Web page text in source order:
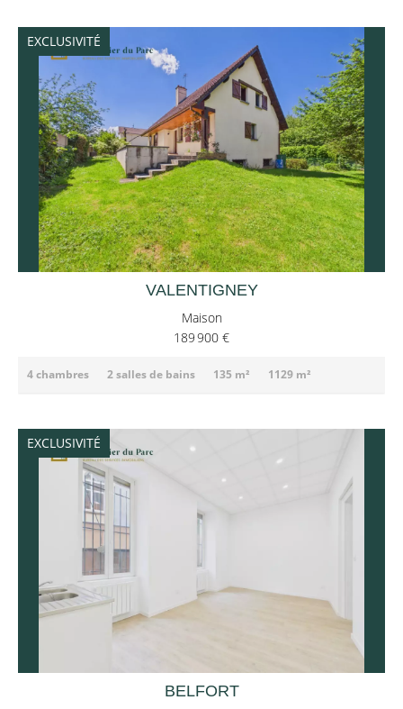
VALENTIGNEY
Maison
189 900 €
4 chambres 2 salles de bains 135 m² 1129 m²
EXCLUSIVITÉ
BELFORT
EXCLUSIVITÉ